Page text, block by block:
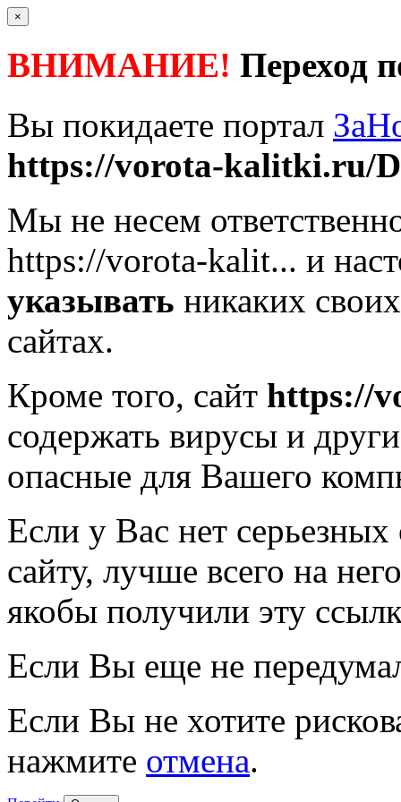
×
ВНИМАНИЕ! Переход
Вы покидаете портал
https://vorota-kalitki.ru/
Мы не несем
https://vorota-kalit... и
указывать никаких
сайтах.
Кроме того, сайт https://
содержать вирусы и
опасные для Вашего
Если у Вас нет
сайту, лучше всего на
якобы получили эту
Если Вы еще не
Если Вы не хотите
нажмите отмена.